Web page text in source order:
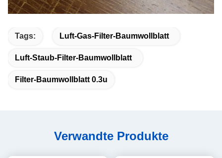
Tags: Luft-Gas-Filter-Baumwollblatt
Luft-Staub-Filter-Baumwollblatt
Filter-Baumwollblatt 0.3u
Verwandte Produkte